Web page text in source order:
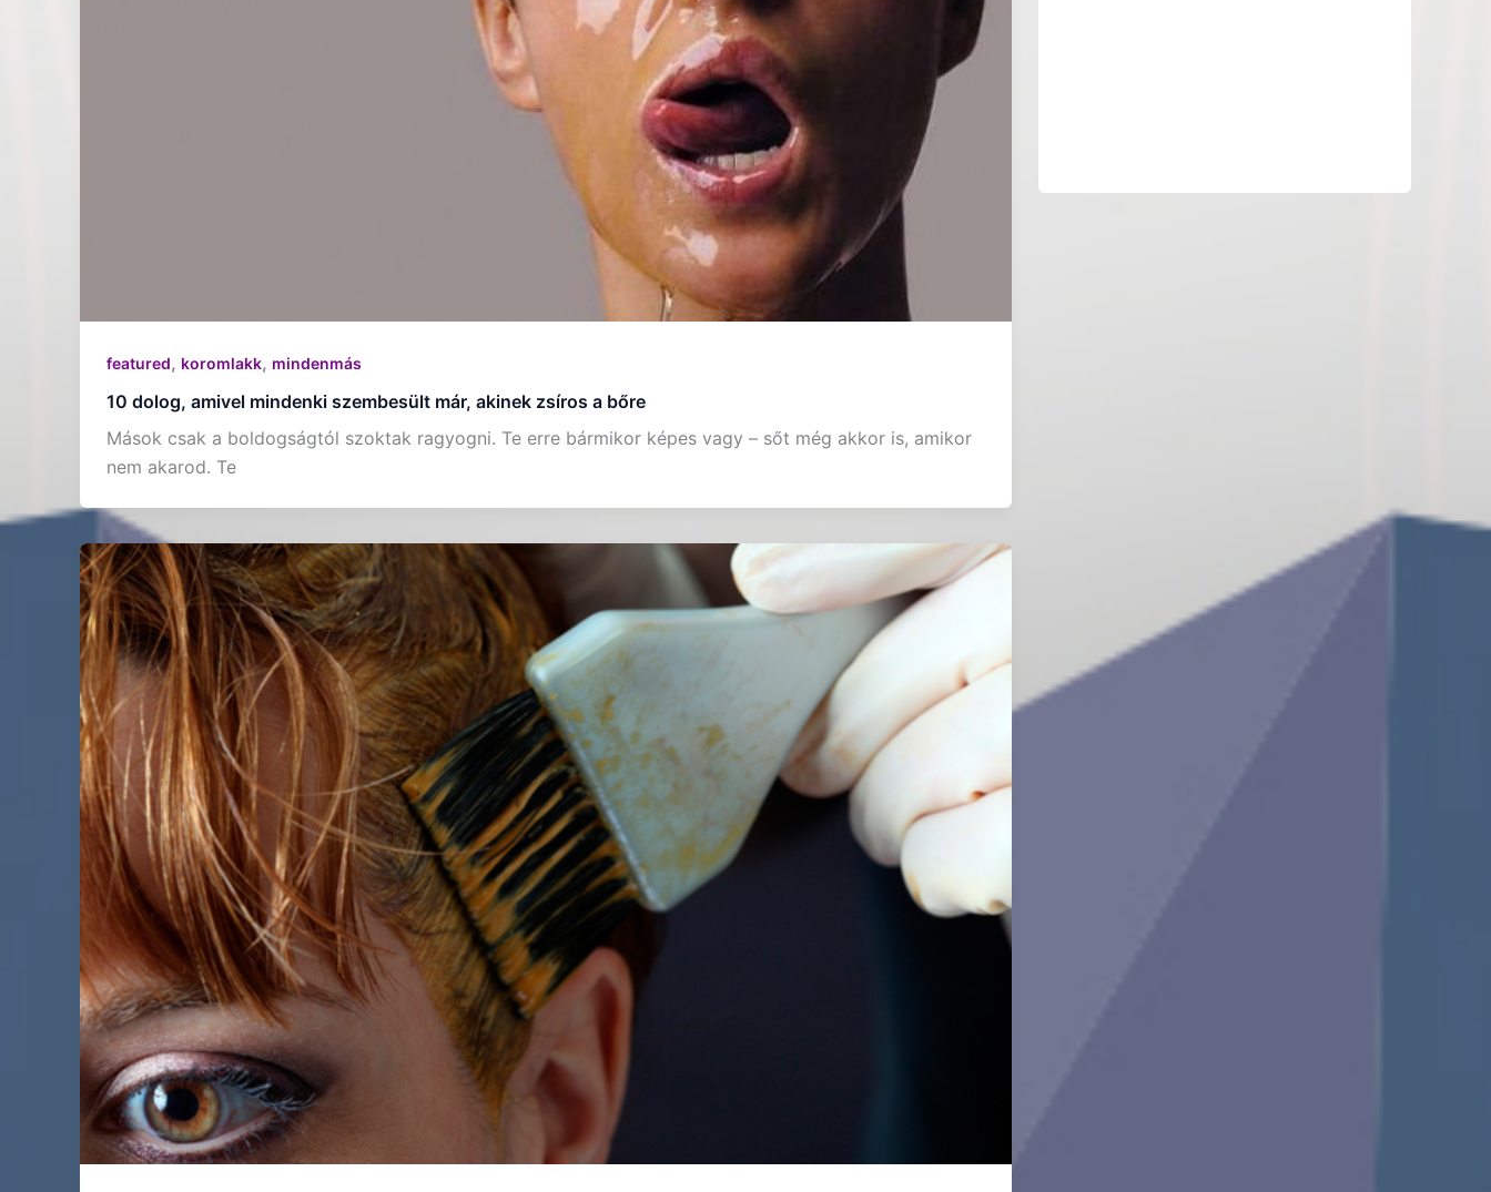
featured, koromlakk, mindenmás
10 dolog, amivel mindenki szembesült már, akinek zsíros a bőre
Mások csak a boldogságtól szoktak ragyogni. Te erre bármikor képes vagy – sőt még akkor is, amikor
nem akarod. Te